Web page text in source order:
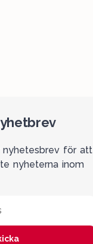
nyhetesbrev för att
nyheterna inom